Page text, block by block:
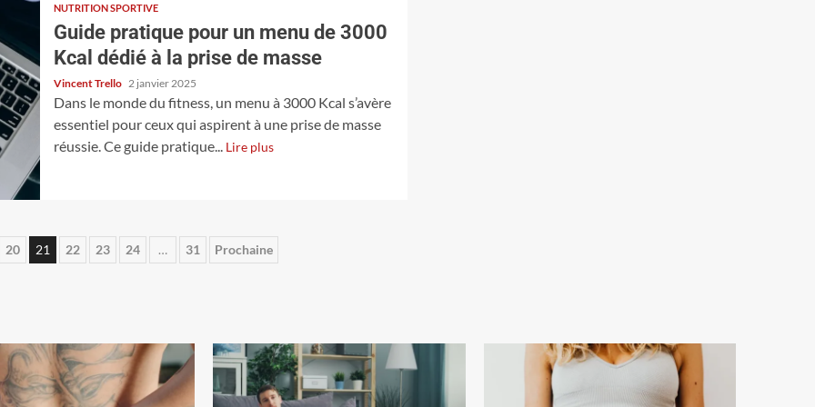
NUTRITION SPORTIVE
Guide pratique pour un menu de 3000
Kcal dédié à la prise de masse
Vincent Trello 2 janvier 2025
Dans le monde du fitness, un menu à 3000 Kcal s’avère
essentiel pour ceux qui aspirent à une prise de masse
réussie. Ce guide pratique... Lire plus
20 21 22 23 24 … 31 Prochaine